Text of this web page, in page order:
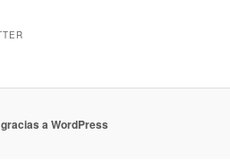
a WordPress